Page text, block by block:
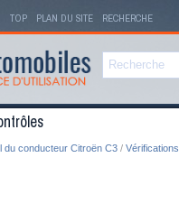
TOP PLAN DU SITE RECHERCHE
du conducteur Citroën C3 / Vérifications